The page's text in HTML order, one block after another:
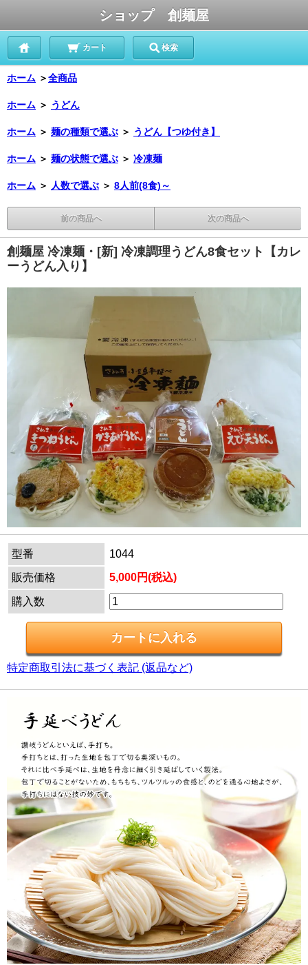
ショップ 創麺屋
カート 検索
ホーム ＞全商品
ホーム ＞ うどん
ホーム ＞ 麺の種類で選ぶ ＞ うどん【つゆ付き】
ホーム ＞ 麺の状態で選ぶ ＞ 冷凍麺
ホーム ＞ 人数で選ぶ ＞ 8人前(8食)～
前の商品へ 次の商品へ
創麺屋 冷凍麺・[新] 冷凍調理うどん8食セット【カレ
ーうどん入り】
型番
1044
販売価格
5,000円(税込)
購入数
特定商取引法に基づく表記 (返品など)